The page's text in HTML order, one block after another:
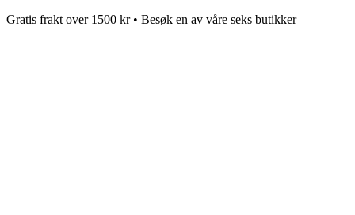
Gratis frakt over 1500 kr • Besøk en av våre seks butikker